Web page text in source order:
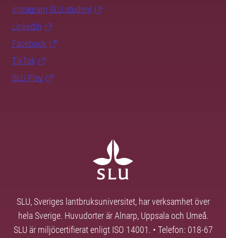
Instagram SLU.student
LinkedIn
Facebook
TikTok
SLU Play
SLU, Sveriges lantbruksuniversitet, har verksamhet över
hela Sverige. Huvudorter är Alnarp, Uppsala och Umeå.
SLU är miljöcertifierat enligt ISO 14001. • Telefon: 018-67